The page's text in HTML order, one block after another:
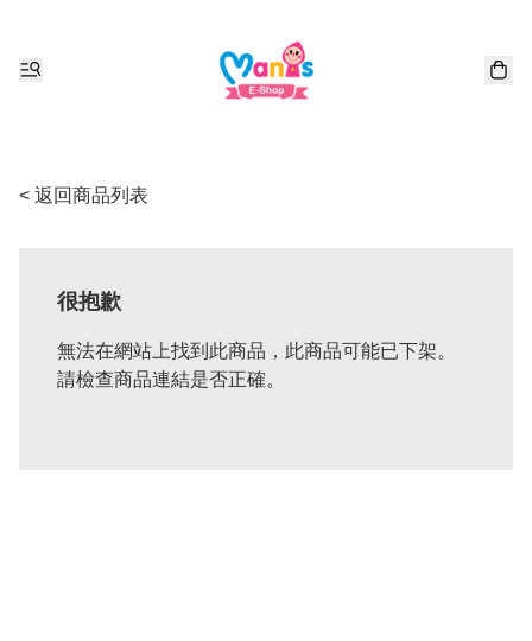
< 返回商品列表
很抱歉
無法在網站上找到此商品，此商品可能已下架。
請檢查商品連結是否正確。